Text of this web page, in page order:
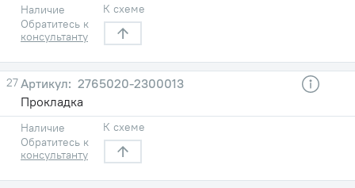
Наличие
Обратитесь к
консультанту
К схеме
27
2765020-2300013
Прокладка
Наличие
Обратитесь к
консультанту
К схеме